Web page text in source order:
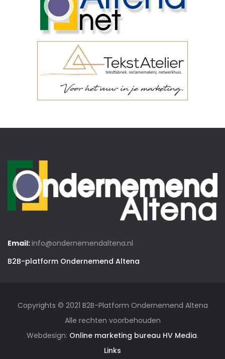
Email:info@ondernemendaltena.nl
B2B-platform Ondernemend Altena
Copyrights © 2021 B2B-Platform Ondernemend Altena
Alle rechten voorbehouden
Webdesign: Online marketing bureau HV Media.
Links